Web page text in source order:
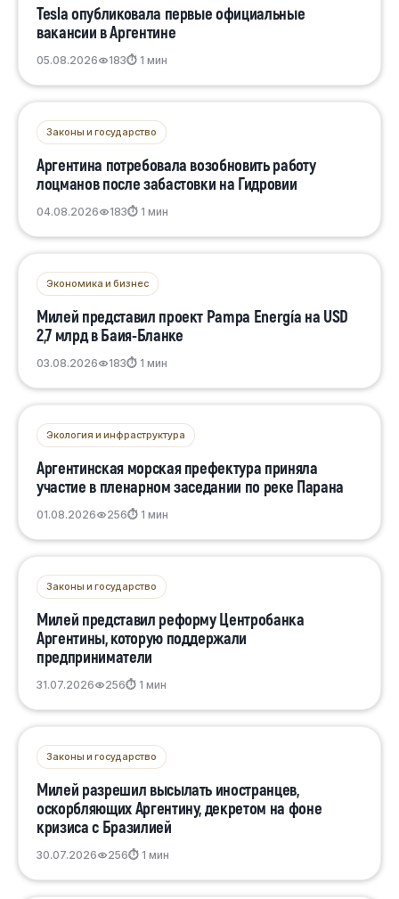
Tesla опубликовала первые официальные
вакансии в Аргентине
05.08.2026 183⏱ 1 мин
Законы и государство
Аргентина потребовала возобновить работу
лоцманов после забастовки на Гидровии
04.08.2026 183⏱ 1 мин
Экономика и бизнес
Милей представил проект Pampa Energía на USD
2,7 млрд в Баия-Бланке
03.08.2026 183⏱ 1 мин
Экология и инфраструктура
Аргентинская морская префектура приняла
участие в пленарном заседании по реке Парана
01.08.2026 256⏱ 1 мин
Законы и государство
Милей представил реформу Центробанка
Аргентины, которую поддержали
предприниматели
31.07.2026 256⏱ 1 мин
Законы и государство
Милей разрешил высылать иностранцев,
оскорбляющих Аргентину, декретом на фоне
кризиса с Бразилией
30.07.2026 256⏱ 1 мин